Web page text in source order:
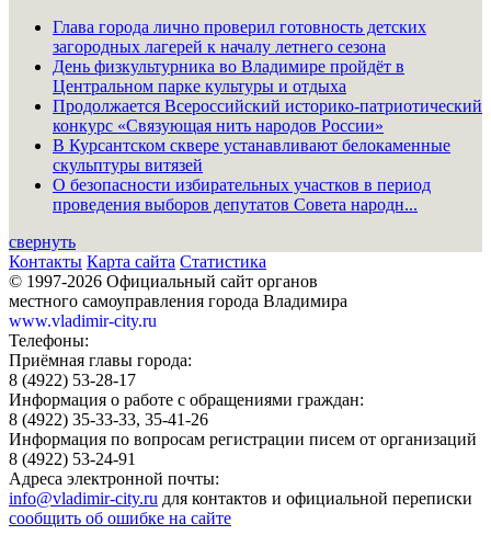
Глава города лично проверил готовность детских
загородных лагерей к началу летнего сезона
День физкультурника во Владимире пройдёт в
Центральном парке культуры и отдыха
Продолжается Всероссийский историко-патриотический
конкурс «Связующая нить народов России»
В Курсантском сквере устанавливают белокаменные
скульптуры витязей
О безопасности избирательных участков в период
проведения выборов депутатов Совета народн...
свернуть
Контакты Карта сайта Статистика
© 1997-2026 Официальный сайт органов
местного самоуправления города Владимира
www.vladimir-city.ru
Телефоны:
Приёмная главы города:
8 (4922) 53-28-17
Информация о работе с обращениями граждан:
8 (4922) 35-33-33, 35-41-26
Информация по вопросам регистрации писем от организаций
8 (4922) 53-24-91
Адреса электронной почты:
info@vladimir-city.ru для контактов и официальной переписки
сообщить об ошибке на сайте